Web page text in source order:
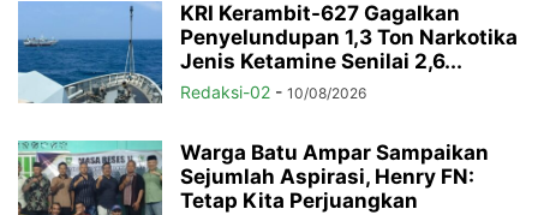
KRI Kerambit-627 Gagalkan
Penyelundupan 1,3 Ton Narkotika
Jenis Ketamine Senilai 2,6...
Redaksi-02 - 10/08/2026
Warga Batu Ampar Sampaikan
Sejumlah Aspirasi, Henry FN:
Tetap Kita Perjuangkan